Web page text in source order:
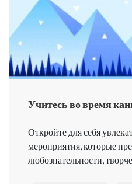
Учитесь во время
Откройте для себя
мероприятия, которые
любознательности,